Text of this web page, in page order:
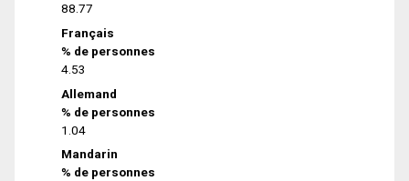
88.77
Français
% de personnes
4.53
Allemand
% de personnes
1.04
Mandarin
% de personnes